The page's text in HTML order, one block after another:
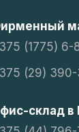
(1775) 6-
(29)
склад в